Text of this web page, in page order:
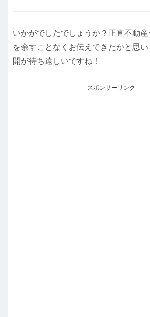
いかがでしたでしょうか？正直不動
を余すことなくお伝えできたかと思
開が待ち遠しいですね！
スポンサーリンク